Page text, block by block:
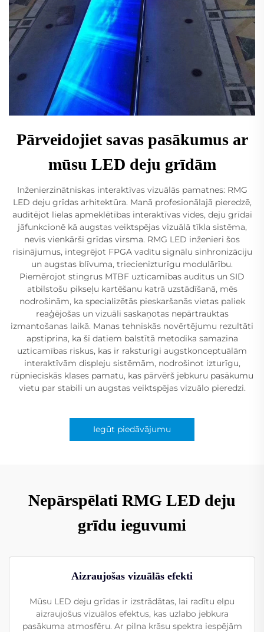
Pārveidojiet savas pasākumus ar
mūsu LED deju grīdām
Inženierzinātniskas interaktīvas vizuālās pamatnes: RMG
LED deju grīdas arhitektūra. Manā profesionālajā pieredzē,
auditējot lielas apmeklētības interaktīvas vides, deju grīdai
jāfunkcionē kā augstas veiktspējas vizuālā tīkla sistēma,
nevis vienkārši grīdas virsma. RMG LED inženieri šos
risinājumus, integrējot FPGA vadītu signālu sinhronizāciju
un augstas blīvuma, triecienizturīgu modulārību.
Piemērojot stingrus MTBF uzticamības auditus un SID
atbilstošu pikseļu kartēšanu katrā uzstādīšanā, mēs
nodrošinām, ka specializētās pieskaršanās vietas paliek
reaģējošas un vizuāli saskaņotas nepārtrauktas
izmantošanas laikā. Manas tehniskās novērtējumu rezultāti
apstiprina, ka šī datiem balstītā metodika samazina
uzticamības riskus, kas ir raksturīgi augstkonceptuālām
interaktīvām displeju sistēmām, nodrošinot izturīgu,
rūpnieciskās klases pamatu, kas pārvērš jebkuru pasākumu
vietu par stabili un augstas veiktspējas vizuālo pieredzi.
Iegūt piedāvājumu
Nepārspēlati RMG LED deju
grīdu ieguvumi
Aizraujošas vizuālās efekti
Mūsu LED deju grīdas ir izstrādātas, lai radītu elpu
aizraujošus vizuālos efektus, kas uzlabo jebkura
pasākuma atmosfēru. Ar pilna krāsu spektra iespējām